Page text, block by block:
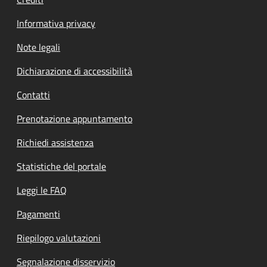
Informativa privacy
Note legali
Dichiarazione di accessibilità
Contatti
Prenotazione appuntamento
Richiedi assistenza
Statistiche del portale
Leggi le FAQ
Pagamenti
Riepilogo valutazioni
Segnalazione disservizio